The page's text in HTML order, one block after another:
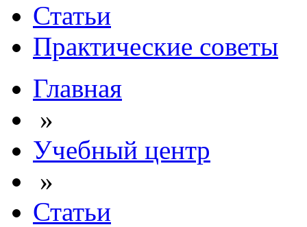
Статьи
Практические советы
Главная
»
Учебный центр
»
Статьи